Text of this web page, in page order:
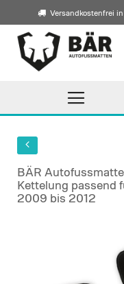
Versandkostenfrei
Direkt
zum
Inhalt
BÄR
Kettelung passend
2009 bis 2012